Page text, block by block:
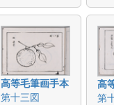
高等毛筆画手本
第十三図
高
第